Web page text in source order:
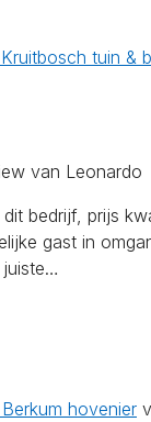
tuin &
van Leonardo
bedrijf, prijs
gast in
hovenier